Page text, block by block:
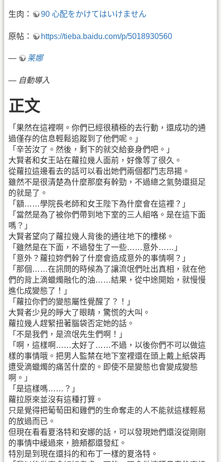
生肉： 90 心配をかけてはいけません
原帖： https://tieba.baidu.com/p/5018930560
— 莱娜
— 自動導入
正文
「果然在這裡啊。你們已經很積極的去行動，還成功的通
過僅存的信息輕鬆追蹤到了他們呢。」
「辛苦汝了。然後，剩下的就交給妾身們吧。」
大賢者和女王站在蘿拉幾人面前，好像等了很久。
從蘿拉這邊看去的話可以看出她們兩個都鬥志昂揚。
雖然不是很清楚為什麼那麼有幹勁，不過總之氣勢還挺足
的就是了。
「額……學院長老師和女王陛下為什麼會在這裡？」
「當然是為了被你們帶到地下室的三人組咯。是在這下面
嗎？」
大賢者望向了蘿拉幾人背後的通往地下的樓梯。
「雖然是在下面，不過發生了一些……意外……」
「意外？蘿拉妳們幹了什麼會造成意外的事情啊？」
「那個……在訊問的時候為了讓流氓們吐出真相，就在他
們的背上滴蠟燭融化的油……結果，從中途開始，就慢慢
進化成變態了！」
「蘿拉你們的變態屬性覺醒了？！」
大賢者少見的睜大了眼睛，驚慌的大叫。
蘿拉幾人趕緊扭著腦袋否定她的話。
「不是我們，是流氓先生們啊！」
「啊，這樣啊……太好了……不過，以後你們不可以做這
樣的事情哦。把男人監禁在地下室裡還在頭上戴上紙袋再
遭受滴蠟燭的痛苦什麼的。即使不是變態也會變成變態
啊。」
「是這樣嗎……？」
蘿拉原來並沒有這種打算。
只是覺得把葡萄田和雞們的生命奪走的人不能就這樣輕易
的放過而已。
但現在看看夏洛特和安娜的話，可以發現她們還沒從剛剛
的事情中緩過來，臉頰都還發紅。
特別是到現在還抖的和布丁一樣的夏洛特。